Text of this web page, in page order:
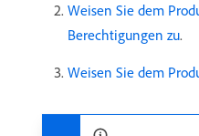
Weisen Sie dem
Berechtigungen zu.
Weisen Sie dem